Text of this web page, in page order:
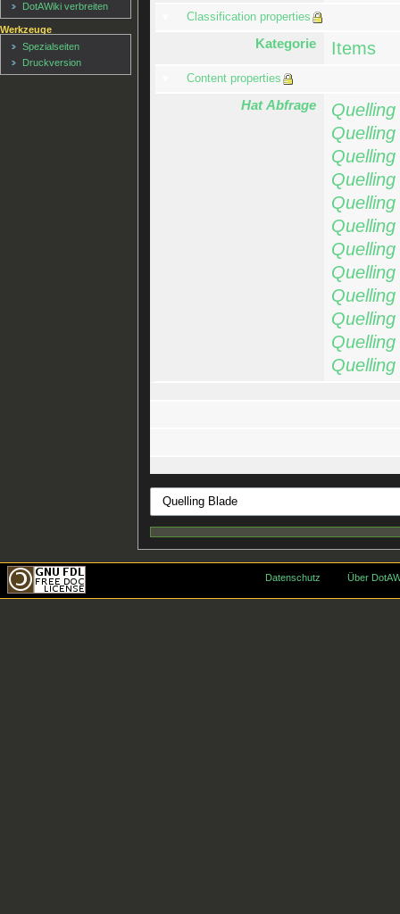
Classification properties
Kategorie Items
Content properties
Hat Abfrage
DotAWiki verbreiten
Werkzeuge
Spezialseiten
Druckversion
Datenschutz Über